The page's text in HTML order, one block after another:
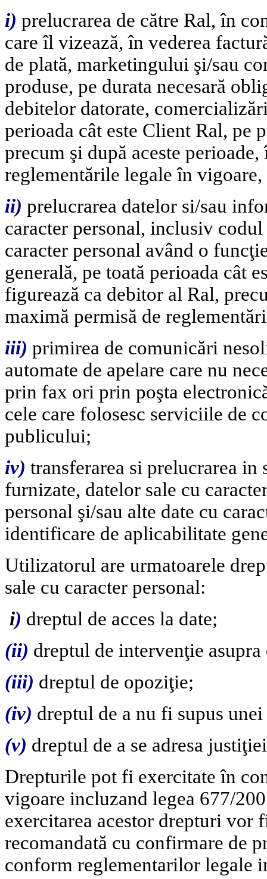
i) prelucrarea de către Ral, în
care îl vizează, în vederea
de plată, marketingului şi/sau
produse, pe durata necesară
debitelor datorate,
perioada cât este Client Ral, pe
precum şi după aceste
reglementările legale în vigoare,
ii) prelucrarea datelor si/sau
caracter personal, inclusiv
caracter personal având o
generală, pe toată perioada cât
figurează ca debitor al Ral,
maximă permisă de
iii) primirea de comunicări
automate de apelare care nu
prin fax ori prin poşta
cele care folosesc serviciile de
publicului;
iv) transferarea si prelucrarea
furnizate, datelor sale cu
personal şi/sau alte date cu
identificare de aplicabilitate
Utilizatorul are urmatoarele
sale cu caracter personal:
i) dreptul de acces la date;
(ii) dreptul de intervenţie asupra
(iii) dreptul de opoziţie;
(iv) dreptul de a nu fi supus
(v) dreptul de a se adresa
Drepturile pot fi exercitate în
vigoare incluzand legea 677/
exercitarea acestor drepturi vor
recomandată cu confirmare de
conform reglementarilor legale